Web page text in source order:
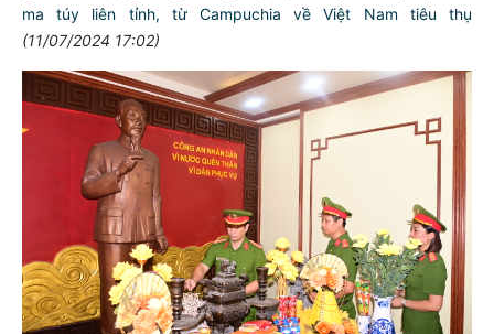
ma túy liên tỉnh, từ Campuchia về Việt Nam tiêu thụ
(11/07/2024 17:02)